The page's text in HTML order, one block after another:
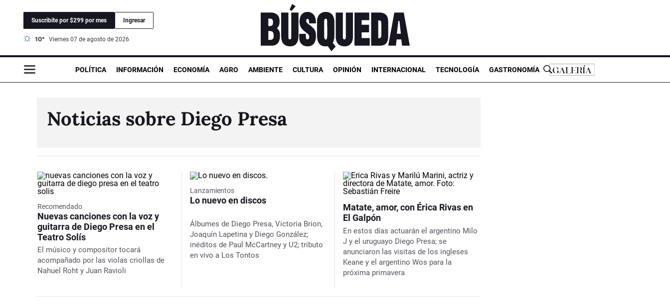
Suscribite por $299 por mes Ingresar
10° viernes 07 de agosto de 2026
POLÍTICA INFORMACIÓN ECONOMÍA AGRO AMBIENTE CULTURA OPINIÓN INTERNACIONAL TECNOLOGÍA GASTRONOMÍA
Noticias sobre Diego Presa
Recomendado
Nuevas canciones con la voz y
guitarra de Diego Presa en el
Teatro Solís
El músico y compositor tocará
acompañado por las violas criollas de
Nahuel Roht y Juan Ravioli
Lanzamientos
Lo nuevo en discos
Álbumes de Diego Presa, Victoria Brion,
Joaquín Lapetina y Diego González;
inéditos de Paul McCartney y U2; tributo
en vivo a Los Tontos
Matate, amor, con Érica Rivas en
El Galpón
En estos días actuarán el argentino Milo
J y el uruguayo Diego Presa; se
anunciaron las visitas de los ingleses
Keane y el argentino Wos para la
próxima primavera